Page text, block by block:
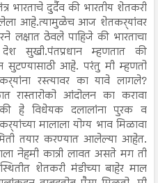
भारताचे दुर्दैव की भारतीय शेतकरी
आहे.त्यामुळेच आज शेतकर्‍यांवर
लक्षात ठेवले पाहिजे की भारताचा
सुखी.पंतप्रधान म्हणतात की
सुटण्यासाठी आहे. परंतु मी म्हणतो
रस्त्यावर का यावे लागले?
रास्तारोको आंदोलन का करावा
हे विधेयक दलालांना पुरक व
मालाला योग्य भाव मिळावा
तयार करण्यात आलेल्या आहेत.
नेहमी कात्री लावत असते मग ती
शेतकरी मंडीच्या बाहेर माल